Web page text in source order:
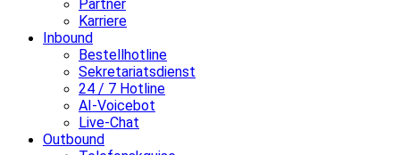
Partner
Karriere
Inbound
Bestellhotline
Sekretariatsdienst
24 / 7 Hotline
AI-Voicebot
Live-Chat
Outbound